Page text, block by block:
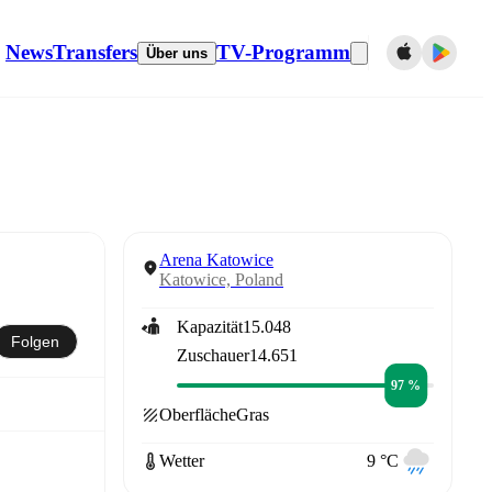
NewsTransfers Über uns TV-Programm
Folgen
Arena Katowice
Katowice, Poland
Kapazität15.048
Zuschauer14.651
97 %
OberflächeGras
Wetter 9 °C